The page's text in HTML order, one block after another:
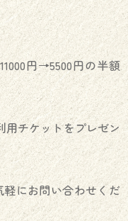
円→5500円の半額
用チケットをプレゼン
にお問い合わせくだ